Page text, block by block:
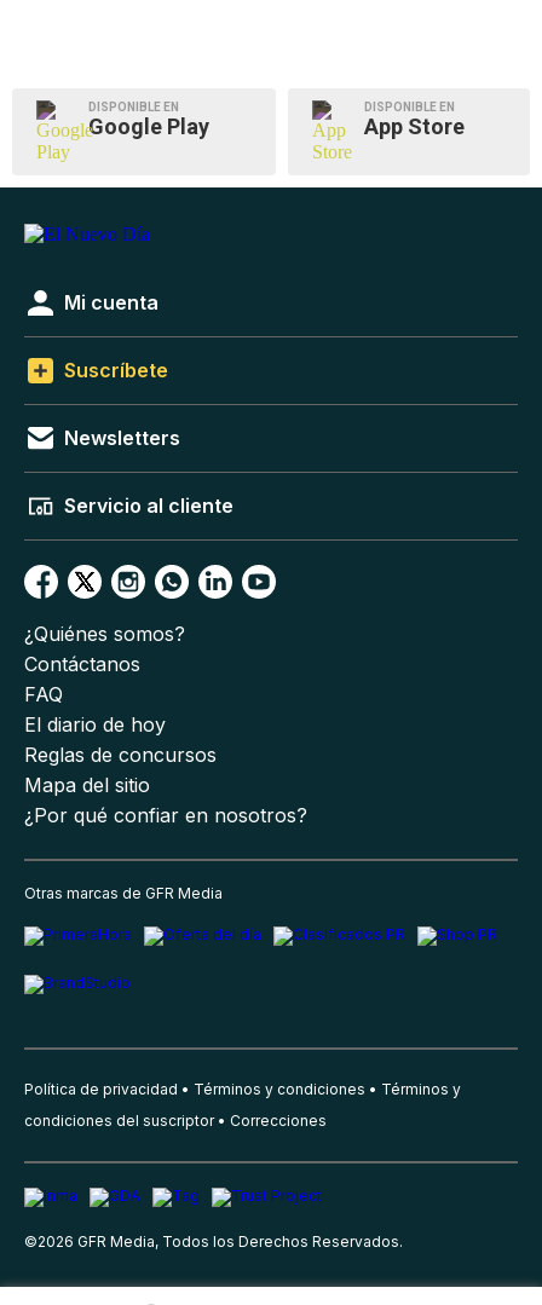
DISPONIBLE EN
Google Play
DISPONIBLE EN
App Store
Mi cuenta
Suscríbete
Newsletters
Servicio al cliente
¿Quiénes somos?
Contáctanos
FAQ
El diario de hoy
Reglas de concursos
Mapa del sitio
¿Por qué confiar en nosotros?
Otras marcas de GFR Media
Política de privacidad Términos y condiciones
Términos y
condiciones del suscriptor
Correcciones
©2026 GFR Media, Todos los Derechos Reservados.